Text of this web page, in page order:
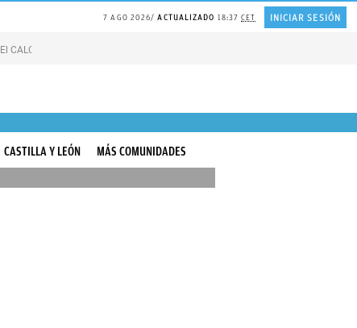
7 AGO 2026 ACTUALIZADO 18:37CET INICIAR SESIÓN
El CALOR de Suiza
CASTILLA Y LEÓN
MÁS COMUNIDADES